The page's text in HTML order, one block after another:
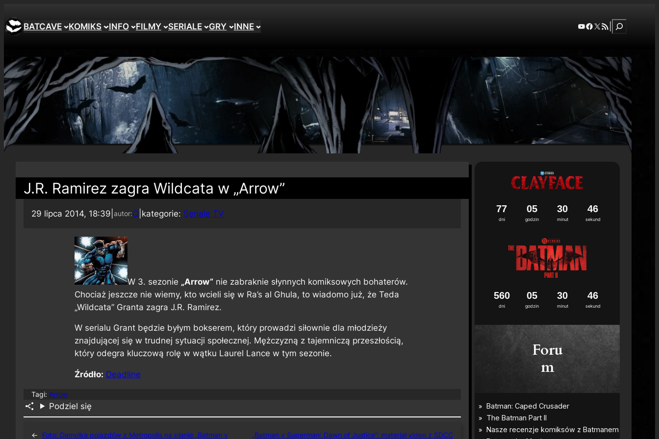
BATCAVE KOMIKS INFO FILMY SERIALE GRY INNE YouTube
Facebook
X RSS FeedSzukaj
J.R. Ramirez zagra Wildcata w „Arrow”
29 lipca 2014, 18:39 autor:Q kategorie: Seriale TV
W 3. sezonie „Arrow” nie zabraknie słynnych komiksowych bohaterów.
Chociaż jeszcze nie wiemy, kto wcieli się w Ra’s al Ghula, to wiadomo już, że Teda
„Wildcata” Granta zagra J.R. Ramirez.
W serialu Grant będzie byłym bokserem, który prowadzi siłownie dla młodzieży
znajdującej się w trudnej sytuacji społecznej. Mężczyzną z tajemniczą przeszłością,
który odegra kluczową rolę w wątku Laurel Lance w tym sezonie.
Źródło: Deadline
Tagi: Arrow
Podziel się
←
Foto: Demolka pojazdów z Metropolis na planie „Batman v
„Batman v Superman: Dawn of Justice”: materiał video z SDCC
dni
77
godzin
05
minut
30
sekund
45
dni
560
godzin
05
minut
30
sekund
45
Foru
m